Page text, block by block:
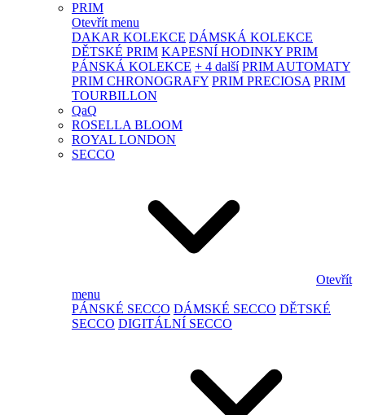
PRIM
Otevřít menu
DAKAR KOLEKCE DÁMSKÁ KOLEKCE
DĚTSKÉ PRIM KAPESNÍ HODINKY PRIM
PÁNSKÁ KOLEKCE + 4 další PRIM AUTOMATY
PRIM CHRONOGRAFY PRIM PRECIOSA PRIM
TOURBILLON
QaQ
ROSELLA BLOOM
ROYAL LONDON
SECCO
Otevřít
menu
PÁNSKÉ SECCO DÁMSKÉ SECCO DĚTSKÉ
SECCO DIGITÁLNÍ SECCO